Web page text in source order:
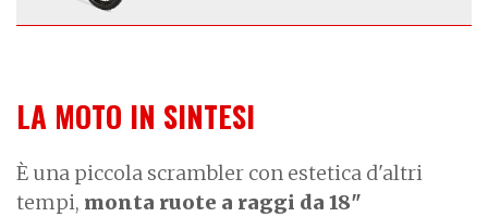
LA MOTO IN SINTESI
È una piccola scrambler con estetica d'altri
tempi, monta ruote a raggi da 18"